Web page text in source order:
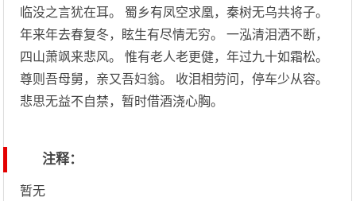
临没之言犹在耳。 蜀乡有凤空求凰，秦树无乌共将子。
年来年去春复冬，眩生有尽情无穷。 一泓清泪洒不断，
四山萧飒来悲风。 惟有老人老更健，年过九十如霜松。
尊则吾母舅，亲又吾妇翁。 收泪相劳问，停车少从容。
悲思无益不自禁，暂时借酒浇心胸。
注释：
暂无